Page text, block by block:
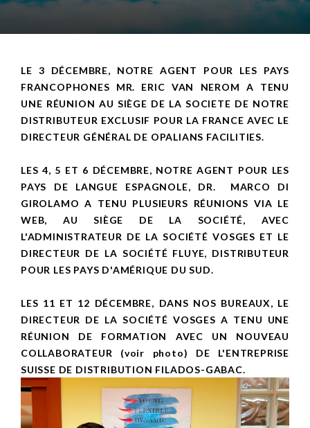
LE 3 DÉCEMBRE, NOTRE AGENT POUR LES PAYS
FRANCOPHONES MR. ERIC VAN NEROM A TENU
UNE RÉUNION AU SIÈGE DE LA SOCIETE DE NOTRE
DISTRIBUTEUR EXCLUSIF POUR LA FRANCE AVEC LE
DIRECTEUR GÉNÉRAL DE OPALIANS FACILITIES.
LES 4, 5 ET 6 DÉCEMBRE, NOTRE AGENT POUR LES
PAYS DE LANGUE ESPAGNOLE, DR. MARCO DI
GIROLAMO A TENU PLUSIEURS RÉUNIONS VIA LE
WEB, AU SIÈGE DE LA SOCIÉTÉ, AVEC
L'ADMINISTRATEUR DE LA SOCIÉTÉ VOSGES ET LE
DIRECTEUR DE LA SOCIÉTÉ FLUYE, DISTRIBUTEUR
POUR LES PAYS D'AMÉRIQUE DU SUD.
LES 11 ET 12 DÉCEMBRE, DANS NOS BUREAUX, LE
DIRECTEUR DE LA SOCIÉTÉ VOSGES A TENU UNE
RÉUNION DE FORMATION AVEC UN NOUVEAU
COLLABORATEUR (voir photo) DE L'ENTREPRISE
SUISSE DE DISTRIBUTION FILADOS-GABAC.